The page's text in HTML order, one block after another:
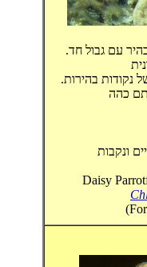
עם גבול חד.
נקודות בהירות.
כהה
ונקבות
Daisy